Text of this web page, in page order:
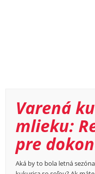
Varená
mlieku:
pre
Aká by to bola letná